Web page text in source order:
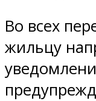
Во всех
жильцу